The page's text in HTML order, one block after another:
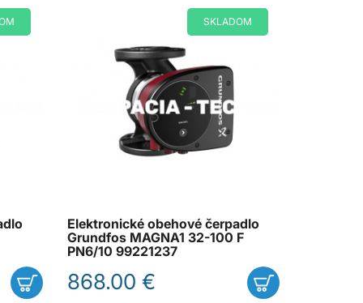
SKLADOM
Elektronické obehové čerpadlo
Grundfos MAGNA1 32-100 F
PN6/10 99221237
868.00 €